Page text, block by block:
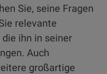
Sie, seine Fragen
relevante
ihn in seiner
Auch
großartige